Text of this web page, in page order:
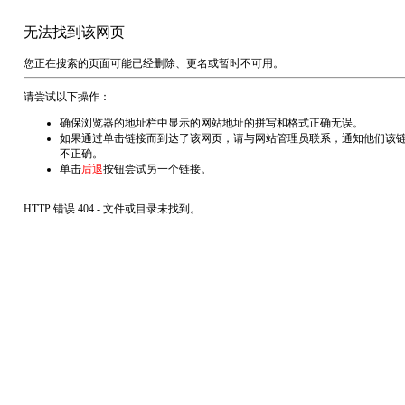
无法找到该网页
您正在搜索的页面可能已经删除、更名或暂时不可用。
请尝试以下操作：
确保浏览器的地址栏中显示的网站地址的拼写和格式正确无误。
如果通过单击链接而到达了该网页，请与网站管理员联系，通知他们该
不正确。
单击后退按钮尝试另一个链接。
HTTP 错误 404 - 文件或目录未找到。